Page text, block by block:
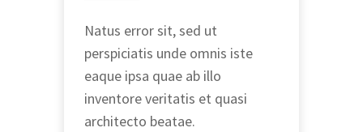
Natus error sit, sed ut
perspiciatis unde omnis iste
eaque ipsa quae ab illo
inventore veritatis et quasi
architecto beatae.